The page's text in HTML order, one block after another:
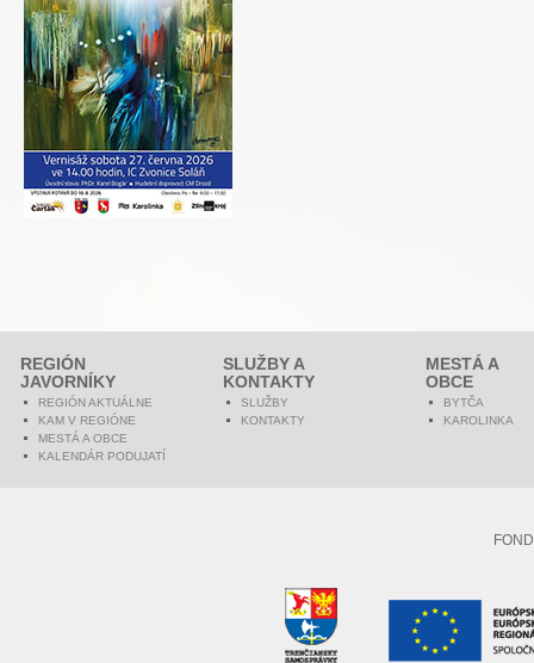
REGIÓN
JAVORNÍKY
REGIÓN AKTUÁLNE
KAM V REGIÓNE
MESTÁ A OBCE
KALENDÁR PODUJATÍ
SLUŽBY A
KONTAKTY
SLUŽBY
KONTAKTY
MESTÁ A
OBCE
BYTČA
KAROLINKA